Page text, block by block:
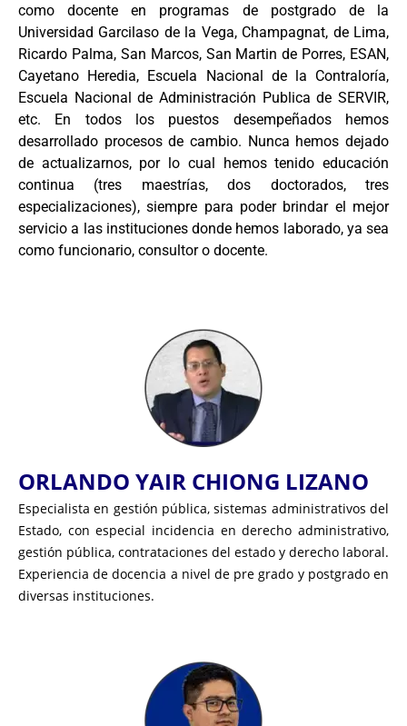
como docente en programas de postgrado de la
Universidad Garcilaso de la Vega, Champagnat, de Lima,
Ricardo Palma, San Marcos, San Martin de Porres, ESAN,
Cayetano Heredia, Escuela Nacional de la Contraloría,
Escuela Nacional de Administración Publica de SERVIR,
etc. En todos los puestos desempeñados hemos
desarrollado procesos de cambio. Nunca hemos dejado
de actualizarnos, por lo cual hemos tenido educación
continua (tres maestrías, dos doctorados, tres
especializaciones), siempre para poder brindar el mejor
servicio a las instituciones donde hemos laborado, ya sea
como funcionario, consultor o docente.
ORLANDO YAIR CHIONG LIZANO
Especialista en gestión pública, sistemas administrativos del
Estado, con especial incidencia en derecho administrativo,
gestión pública, contrataciones del estado y derecho laboral.
Experiencia de docencia a nivel de pre grado y postgrado en
diversas instituciones.